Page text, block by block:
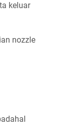
keluar
nozzle